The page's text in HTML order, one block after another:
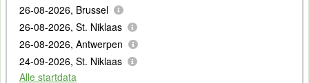
26-08-2026, Brussel
26-08-2026, St. Niklaas
26-08-2026, Antwerpen
24-09-2026, St. Niklaas
Alle startdata